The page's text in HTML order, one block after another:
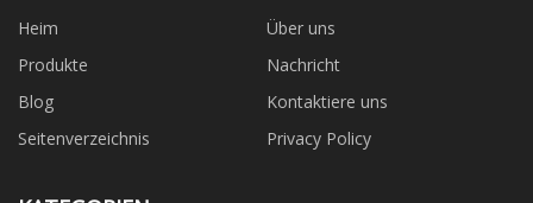
Heim
Über uns
Produkte
Nachricht
Blog
Kontaktiere uns
Seitenverzeichnis
Privacy Policy